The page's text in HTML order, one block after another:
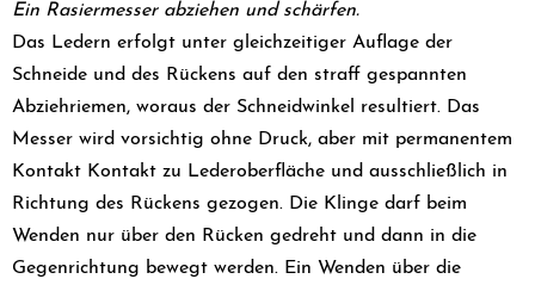
Ein Rasiermesser abziehen und schärfen.
Das Ledern erfolgt unter gleichzeitiger Auflage der
Schneide und des Rückens auf den straff gespannten
Abziehriemen, woraus der Schneidwinkel resultiert. Das
Messer wird vorsichtig ohne Druck, aber mit permanentem
Kontakt Kontakt zu Lederoberfläche und ausschließlich in
Richtung des Rückens gezogen. Die Klinge darf beim
Wenden nur über den Rücken gedreht und dann in die
Gegenrichtung bewegt werden. Ein Wenden über die